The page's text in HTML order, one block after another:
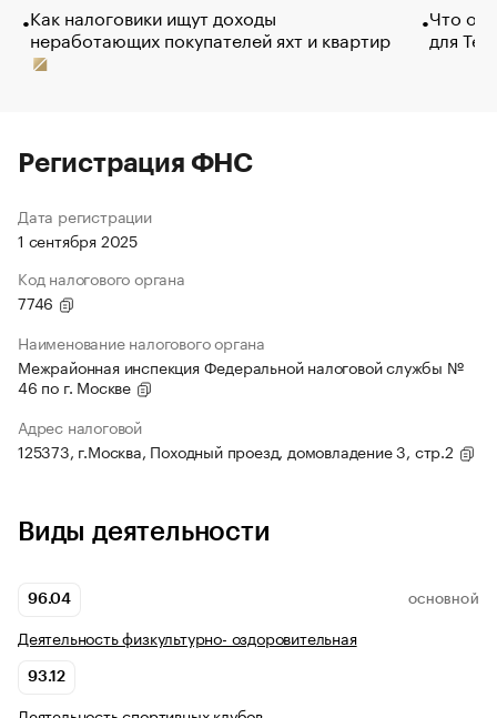
Как налоговики ищут доходы
неработающих покупателей яхт и квартир
Что
для
Регистрация ФНС
Дата регистрации
1 сентября 2025
Код налогового органа
7746
Наименование налогового органа
Межрайонная инспекция Федеральной налоговой службы №
46 по г. Москве
Адрес налоговой
125373, г.Москва, Походный проезд, домовладение 3, стр.2
Виды деятельности
96.04 ОСНОВНОЙ
Деятельность физкультурно- оздоровительная
93.12